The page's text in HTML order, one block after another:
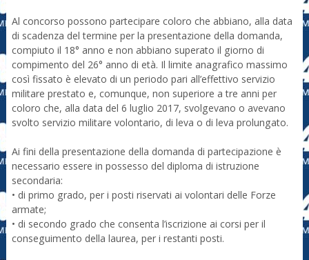
Al concorso possono partecipare coloro che abbiano, alla data
di scadenza del termine per la presentazione della domanda,
compiuto il 18° anno e non abbiano superato il giorno di
compimento del 26° anno di età. Il limite anagrafico massimo
così fissato è elevato di un periodo pari all’effettivo servizio
militare prestato e, comunque, non superiore a tre anni per
coloro che, alla data del 6 luglio 2017, svolgevano o avevano
svolto servizio militare volontario, di leva o di leva prolungato.
Ai fini della presentazione della domanda di partecipazione è
necessario essere in possesso del diploma di istruzione
secondaria:
• di primo grado, per i posti riservati ai volontari delle Forze
armate;
• di secondo grado che consenta l’iscrizione ai corsi per il
conseguimento della laurea, per i restanti posti.